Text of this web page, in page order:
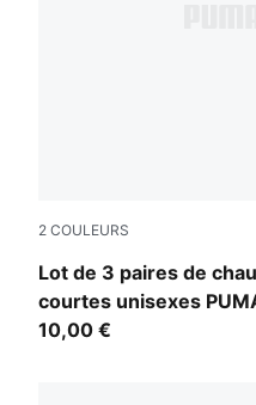
2 COULEURS
Lot de 3 paires de
courtes unisexes
black
10,00 €